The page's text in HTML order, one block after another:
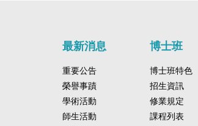
最新消息
重要公告
榮譽事蹟
學術活動
師生活動
博士班
博士班特色
招生資訊
修業規定
課程列表